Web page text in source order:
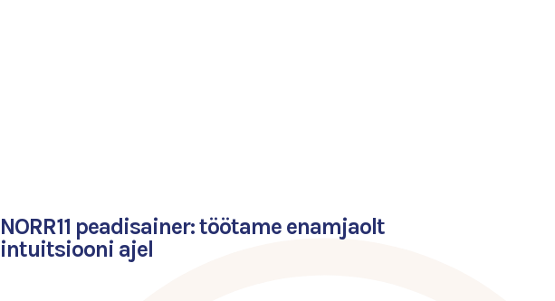
NORR11 peadisainer: töötame enamjaolt
intuitsiooni ajel